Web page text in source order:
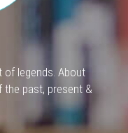
legends. About
the past, present &